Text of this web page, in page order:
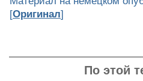
[Оригинал]
По этой